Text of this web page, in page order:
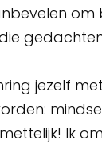
om
jezelf
Ik